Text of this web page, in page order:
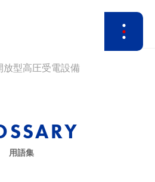
放型高圧受電設備
用語集